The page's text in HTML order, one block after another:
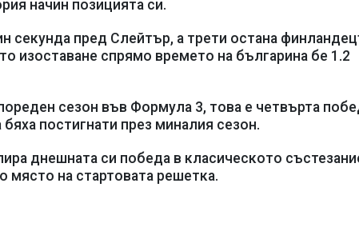
начин позицията си.
секунда пред Слейтър, а трети остана
изоставане спрямо времето на българина бе 1.2
сезон във Формула 3, това е четвърта
постигнати през миналия сезон.
днешната си победа в класическото
място на стартовата решетка.